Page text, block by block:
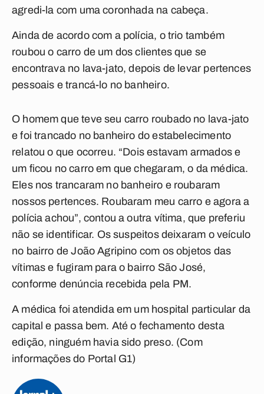
agredi-la com uma coronhada na cabeça.
Ainda de acordo com a polícia, o trio também
roubou o carro de um dos clientes que se
encontrava no lava-jato, depois de levar pertences
pessoais e trancá-lo no banheiro.
O homem que teve seu carro roubado no lava-jato
e foi trancado no banheiro do estabelecimento
relatou o que ocorreu. “Dois estavam armados e
um ficou no carro em que chegaram, o da médica.
Eles nos trancaram no banheiro e roubaram
nossos pertences. Roubaram meu carro e agora a
polícia achou”, contou a outra vítima, que preferiu
não se identificar. Os suspeitos deixaram o veículo
no bairro de João Agripino com os objetos das
vítimas e fugiram para o bairro São José,
conforme denúncia recebida pela PM.
A médica foi atendida em um hospital particular da
capital e passa bem. Até o fechamento desta
edição, ninguém havia sido preso. (Com
informações do Portal G1)